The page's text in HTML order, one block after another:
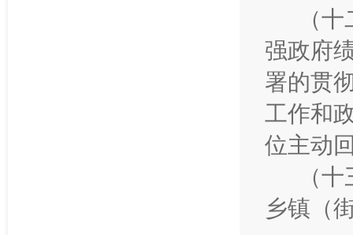
（
强政府
署的贯
工作和
位主动
（
乡镇（